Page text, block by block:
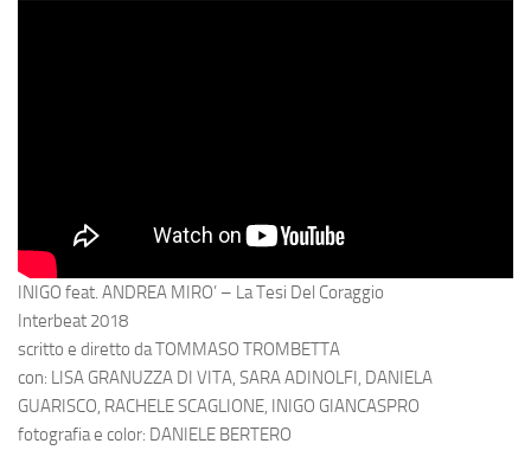
INIGO feat. ANDREA MIRO’ – La Tesi Del Coraggio
Interbeat 2018
scritto e diretto da TOMMASO TROMBETTA
con: LISA GRANUZZA DI VITA, SARA ADINOLFI, DANIELA
GUARISCO, RACHELE SCAGLIONE, INIGO GIANCASPRO
fotografia e color: DANIELE BERTERO